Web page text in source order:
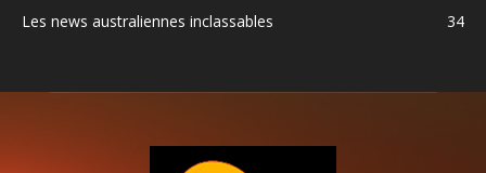
Les news australiennes inclassables
34